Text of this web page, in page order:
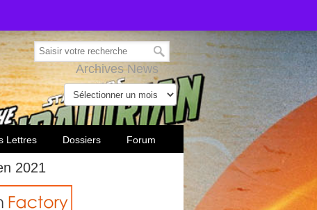
Archives News
Lettres Dossiers Forum
2021